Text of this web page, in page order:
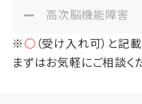
高次脳機能障害
※○ （受け入れ可）と記
まずはお気軽にご相談く